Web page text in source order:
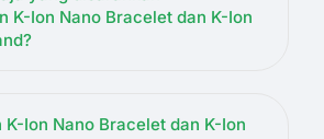
K-Ion Nano Bracelet dan K-Ion
K-Ion Nano Bracelet dan K-Ion